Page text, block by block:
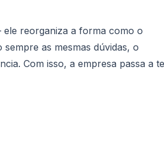
reorganiza a forma como o
as mesmas dúvidas, o
Com isso, a empresa passa a